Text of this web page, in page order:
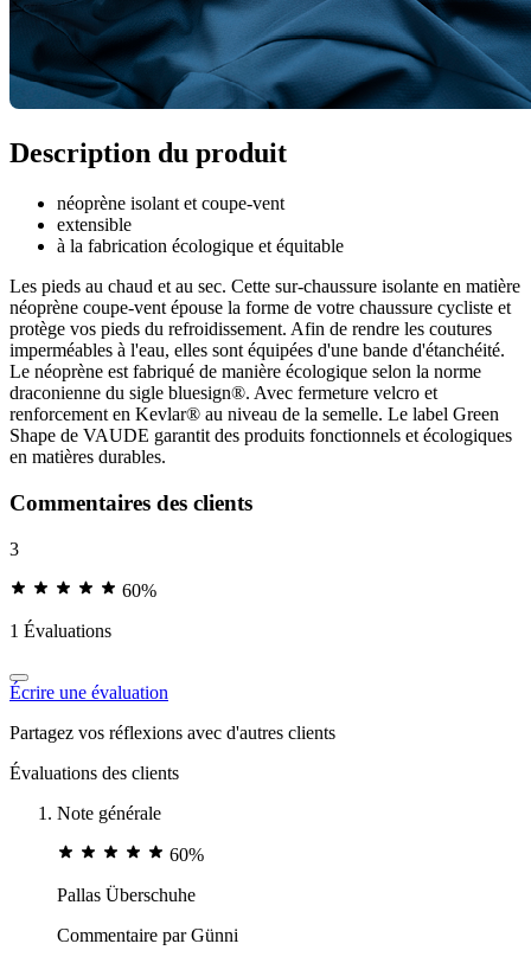
Description du produit
néoprène isolant et coupe-vent
extensible
à la fabrication écologique et équitable
Les pieds au chaud et au sec. Cette sur-chaussure isolante en matière
néoprène coupe-vent épouse la forme de votre chaussure cycliste et
protège vos pieds du refroidissement. Afin de rendre les coutures
imperméables à l'eau, elles sont équipées d'une bande d'étanchéité.
Le néoprène est fabriqué de manière écologique selon la norme
draconienne du sigle bluesign®. Avec fermeture velcro et
renforcement en Kevlar® au niveau de la semelle. Le label Green
Shape de VAUDE garantit des produits fonctionnels et écologiques
en matières durables.
Commentaires des clients
3
60%
1 Évaluations
Écrire une évaluation
Partagez vos réflexions avec d'autres clients
Évaluations des clients
Note générale
60%
Pallas Überschuhe
Commentaire parGünni